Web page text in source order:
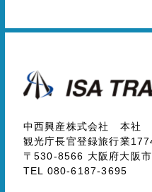
中西興産株式会社 本社
観光庁長官登録旅行業
〒530-8566 大阪府大阪
TEL 080-6187-3695